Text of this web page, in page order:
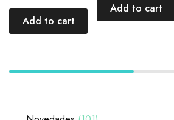
Add to cart
Add to cart